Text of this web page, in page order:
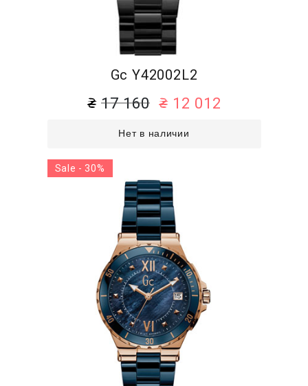
Gc Y42002L2
17 160 12 012
Нет в наличии
Sale - 30%